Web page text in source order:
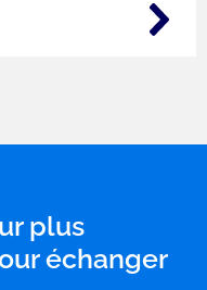
plus
échanger